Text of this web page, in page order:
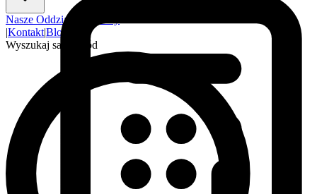
Nasze Oddziały
|Kontakt|Blog
Wyszukaj samochód